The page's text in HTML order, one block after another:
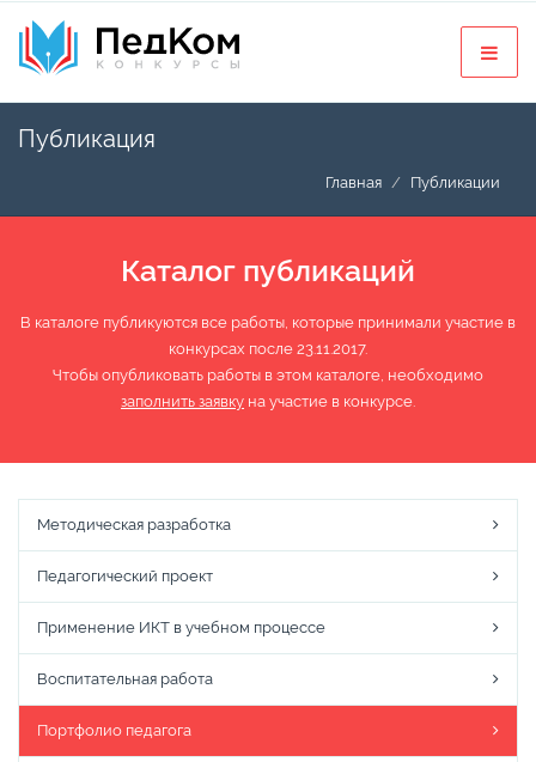
Публикация
Главная Публикации
Каталог публикаций
В каталоге публикуются все работы, которые принимали участие в
конкурсах после 23.11.2017.
Чтобы опубликовать работы в этом каталоге, необходимо
заполнить заявку на участие в конкурсе.
Методическая разработка
Педагогический проект
Применение ИКТ в учебном процессе
Воспитательная работа
Портфолио педагога